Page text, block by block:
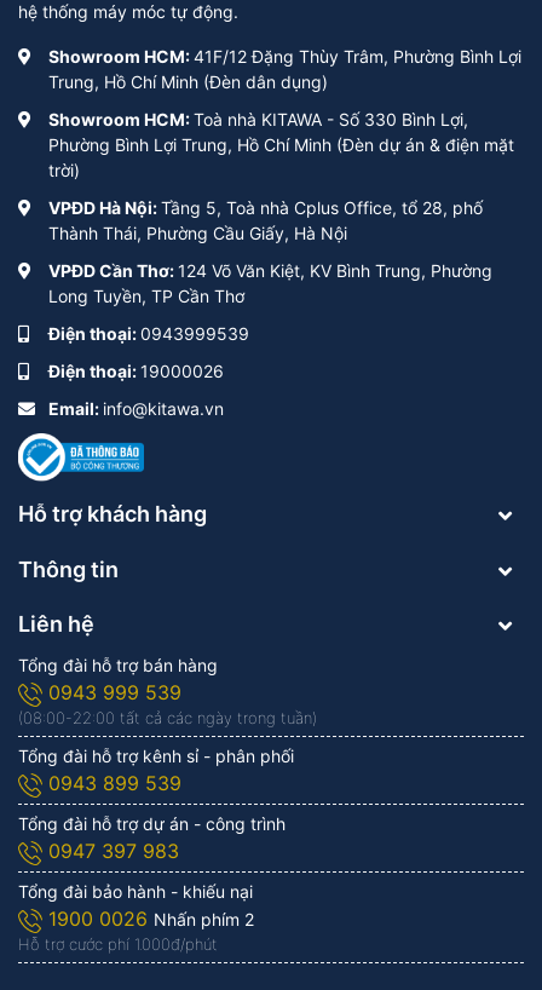
hệ thống máy móc tự động.
Showroom HCM:41F/12 Đặng Thùy Trâm, Phường Bình Lợi
Trung, Hồ Chí Minh (Đèn dân dụng)
Showroom HCM:Toà nhà KITAWA - Số 330 Bình Lợi,
Phường Bình Lợi Trung, Hồ Chí Minh (Đèn dự án & điện mặt
trời)
VPĐD Hà Nội:Tầng 5, Toà nhà Cplus Office, tổ 28, phố
Thành Thái, Phường Cầu Giấy, Hà Nội
VPĐD Cần Thơ:124 Võ Văn Kiệt, KV Bình Trung, Phường
Long Tuyền, TP Cần Thơ
Điện thoại:0943999539
Điện thoại:19000026
Email: info@kitawa.vn
Hỗ trợ khách hàng
Thông tin
Liên hệ
Tổng đài hỗ trợ bán hàng
0943 999 539
(08:00-22:00 tất cả các ngày trong tuần)
Tổng đài hỗ trợ kênh sỉ - phân phối
0943 899 539
Tổng đài hỗ trợ dự án - công trình
0947 397 983
Tổng đài bảo hành - khiếu nại
1900 0026 Nhấn phím 2
Hỗ trợ cước phí 1.000đ/phút